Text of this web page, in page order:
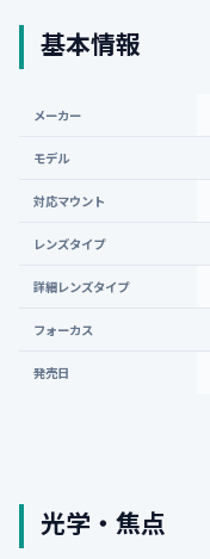
基本情報
メーカー
モデル
対応マウント
レンズタイプ
詳細レンズタイプ
フォーカス
発売日
光学・焦点